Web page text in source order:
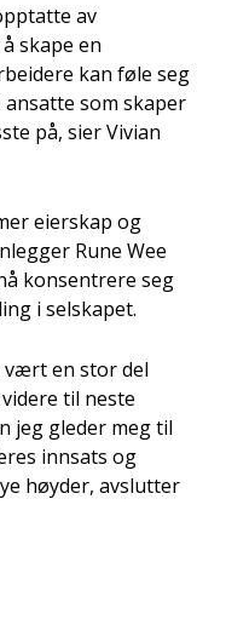
av
skape en
kan føle seg
ansatte som skaper
på, sier Vivian
eierskap og
Rune Wee
konsentrere seg
i selskapet.
vært en stor del
til neste
jeg gleder meg til
innsats og
høyder, avslutter